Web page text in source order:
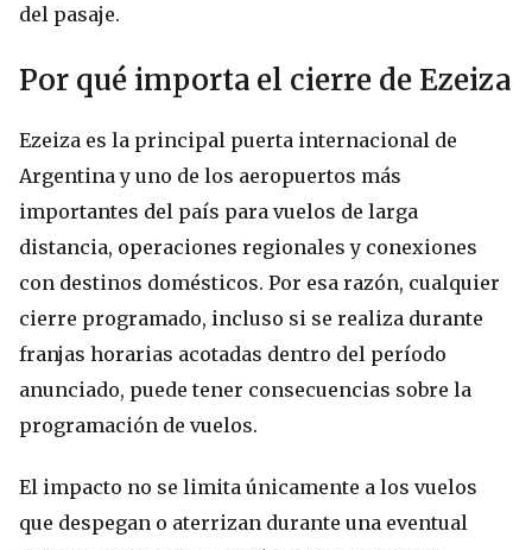
del pasaje.
Por qué importa el cierre de Ezeiza
Ezeiza es la principal puerta internacional de
Argentina y uno de los aeropuertos más
importantes del país para vuelos de larga
distancia, operaciones regionales y conexiones
con destinos domésticos. Por esa razón, cualquier
cierre programado, incluso si se realiza durante
franjas horarias acotadas dentro del período
anunciado, puede tener consecuencias sobre la
programación de vuelos.
El impacto no se limita únicamente a los vuelos
que despegan o aterrizan durante una eventual